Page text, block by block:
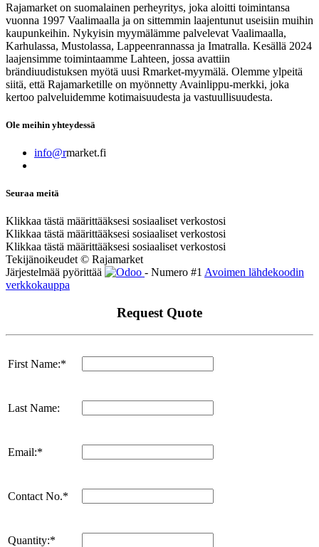
Rajamarket on suomalainen perheyritys, joka aloitti toimintansa
vuonna 1997 Vaalimaalla ja on sittemmin laajentunut useisiin muihin
kaupunkeihin. Nykyisin myymälämme palvelevat Vaalimaalla,
Karhulassa, Mustolassa, Lappeenrannassa ja Imatralla. Kesällä 2024
laajensimme toimintaamme Lahteen, jossa avattiin
brändiuudistuksen myötä uusi Rmarket-myymälä. Olemme ylpeitä
siitä, että Rajamarketille on myönnetty Avainlippu-merkki, joka
kertoo palveluidemme kotimaisuudesta ja vastuullisuudesta.
Ole meihin yhteydessä
info@rmarket.fi
Seuraa meitä
Klikkaa tästä määrittääksesi sosiaaliset verkostosi
Klikkaa tästä määrittääksesi sosiaaliset verkostosi
Klikkaa tästä määrittääksesi sosiaaliset verkostosi
Tekijänoikeudet © Rajamarket
Järjestelmää pyörittää
- Numero #1 Avoimen lähdekoodin
verkkokauppa
Request Quote
First Name:*
Last Name:
Email:*
Contact No.*
Quantity:*